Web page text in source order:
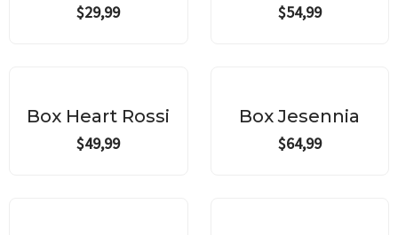
$29,99 $54,99
Box Heart Rossi
$49,99
Box Jesennia
$64,99